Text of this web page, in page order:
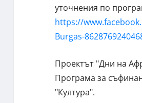
уточнения по
https://
Burgas-
Проектът "Дни на
Програма за
"Култура".